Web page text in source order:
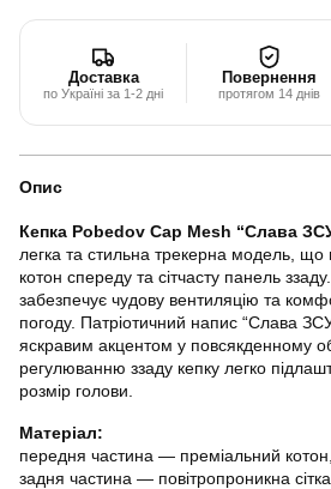
Доставка
по Україні за 1-2 дні
Повернення
протягом 14 днів
Опис
Кепка Pobedov Cap Mesh “Слава
легка та стильна трекерна модель, що
котон спереду та сітчасту панель
забезпечує чудову вентиляцію та
погоду. Патріотичний напис “Слава
яскравим акцентом у повсякденному
регулюванню ззаду кепку легко
розмір голови.
Матеріал:
передня частина — преміальний котон,
задня частина — повітропроникна сітка.